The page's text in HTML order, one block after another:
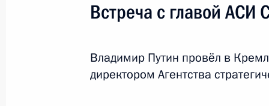
В Трудовой кодекс внесены
на выбор времени для отпуска
Встреча с главой АСИ
Владимир Путин провёл в
директором Агентства